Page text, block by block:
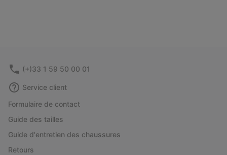
(+)33 1 59 50 00 01
Service client
Formulaire de contact
Guide des tailles
Guide d'entretien des chaussures
Retours